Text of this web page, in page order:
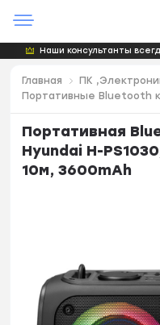
Наши консультанты
Главная
ПК
Портативные Bluetooth
Портативная
Hyundai H-
10м, 3600mAh